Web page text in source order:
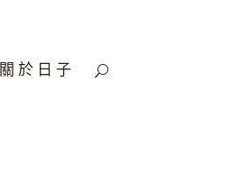
關於日子